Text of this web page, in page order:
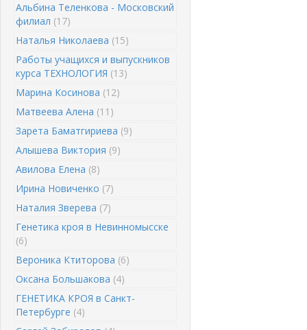
Альбина Теленкова - Московский
филиал (17)
Наталья Николаева (15)
Работы учащихся и выпускников
курса ТЕХНОЛОГИЯ (13)
Марина Косинова (12)
Матвеева Алена (11)
Зарета Баматгириева (9)
Алышева Виктория (9)
Авилова Елена (8)
Ирина Новиченко (7)
Наталия Зверева (7)
Генетика кроя в Невинномысске
(6)
Вероника Ктиторова (6)
Оксана Большакова (4)
ГЕНЕТИКА КРОЯ в Санкт-
Петербурге (4)